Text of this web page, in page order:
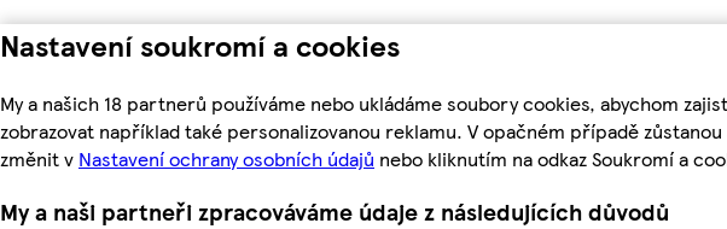
Nastavení soukromí a cookies
My a našich 18 partnerů používáme nebo ukládáme soubory cookies, abychom
zobrazovat například také personalizovanou reklamu. V opačném případě
změnit v Nastavení ochrany osobních údajů nebo kliknutím na odkaz Soukromí a
My a naši partneři zpracováváme údaje z následujících důvodů